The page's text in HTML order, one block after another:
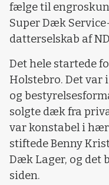
fælge til
Super Dæk
datterselskab af
Det hele startede
Holstebro. Det var
og
solgte dæk fra
var konstabel i
stiftede Benny
Dæk Lager, og det
siden.